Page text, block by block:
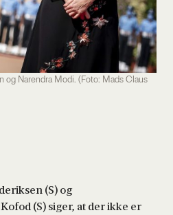
og Narendra Modi. (Foto: Mads Claus
(S) og
(S) siger, at der ikke er